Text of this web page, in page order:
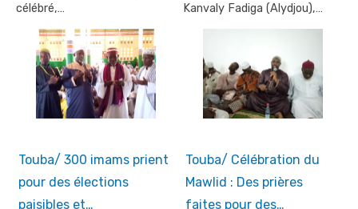
célébré,…
Kanvaly Fadiga (Alydjou),…
Touba/ 300 imams prient
pour des élections
paisibles et…
Touba/ Célébration du
Mawlid : Des prières
faites pour des…